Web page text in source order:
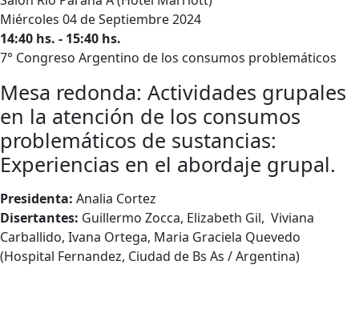
Miércoles 04 de Septiembre 2024
14:40 hs. - 15:40 hs.
7° Congreso Argentino de los consumos problemáticos
Mesa redonda: Actividades grupales
en la atención de los consumos
problemáticos de sustancias:
Experiencias en el abordaje grupal.
Presidenta: Analia Cortez
Disertantes: Guillermo Zocca, Elizabeth Gil, Viviana
Carballido, Ivana Ortega, Maria Graciela Quevedo
(Hospital Fernandez, Ciudad de Bs As / Argentina)